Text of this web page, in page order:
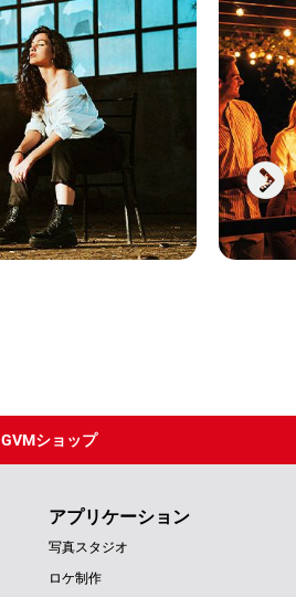
GVMショップ
アプリケーション
写真スタジオ
ロケ制作